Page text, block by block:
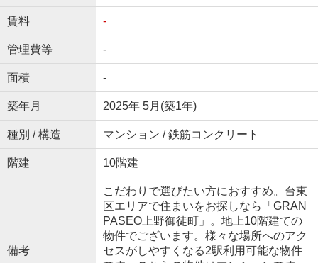
賃料 -
管理費等 -
面積 -
築年月 2025年 5月(築1年)
種別 / 構造 マンション / 鉄筋コンクリート
階建 10階建
備考
こだわりで選びたい方におすすめ。台東
区エリアで住まいをお探しなら「GRAN
PASEO上野御徒町」。地上10階建ての
物件でございます。様々な場所へのアク
セスがしやすくなる2駅利用可能な物件